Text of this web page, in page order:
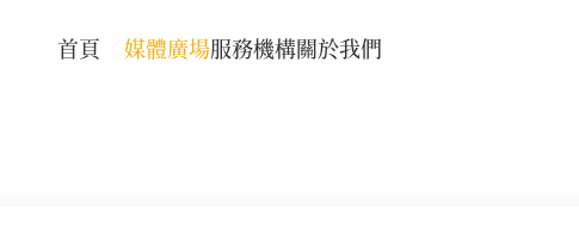
首頁 媒體廣場服務機構關於我們